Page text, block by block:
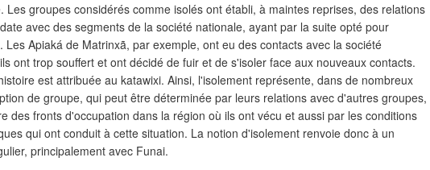
Les groupes considérés comme isolés ont établi, à maintes reprises, des relations
avec des segments de la société nationale, ayant par la suite opté pour
Les Apiaká de Matrinxã, par exemple, ont eu des contacts avec la société
ont trop souffert et ont décidé de fuir et de s'isoler face aux nouveaux contacts.
est attribuée au katawixi. Ainsi, l'isolement représente, dans de nombreux
de groupe, qui peut être déterminée par leurs relations avec d'autres groupes,
des fronts d'occupation dans la région où ils ont vécu et aussi par les conditions
qui ont conduit à cette situation. La notion d'isolement renvoie donc à un
principalement avec Funai.